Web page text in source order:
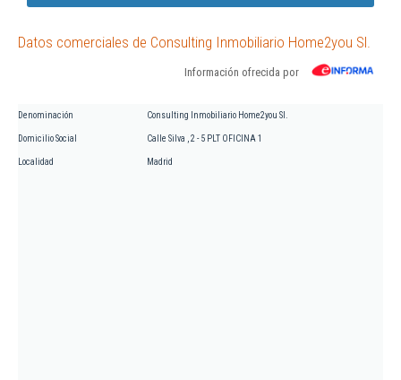
Datos comerciales de Consulting Inmobiliario Home2you Sl.
Información ofrecida por
Denominación Consulting Inmobiliario Home2you Sl.
Domicilio Social Calle Silva , 2 - 5 PLT OFICINA 1
Localidad Madrid